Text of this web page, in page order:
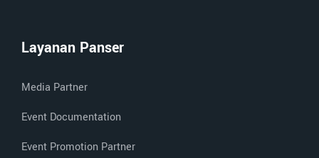
Layanan Panser
Media Partner
Event Documentation
Event Promotion Partner